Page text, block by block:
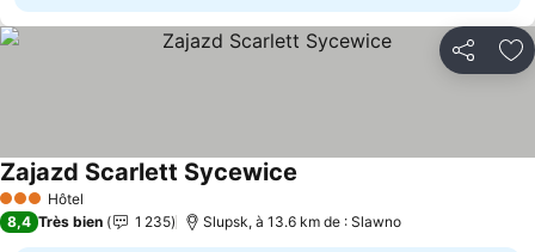
Partager
3 ÉtoilesHôtel
Zajazd Scarlett Sycewice
8,4 Très bien 1 235 Slupsk, à 13.6 km de : Slawno